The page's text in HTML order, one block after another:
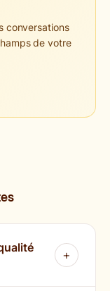
conversations
de votre